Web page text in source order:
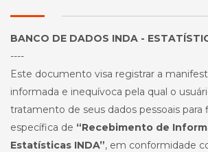
BANCO DE DADOS INDA -
----
Este documento visa registrar a
informada e inequívoca pela qual o
tratamento de seus dados pessoais para
específica de “Recebimento de
Estatísticas INDA”, em conformidade